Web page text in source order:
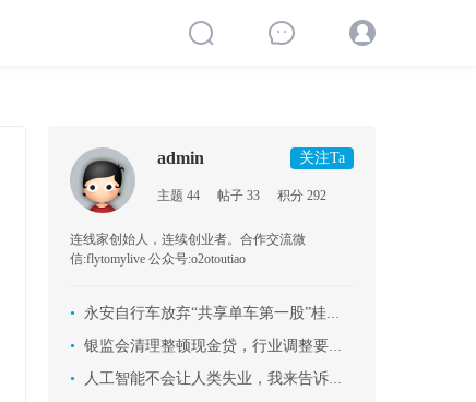
admin 关注Ta
主题 44 帖子 33 积分 292
连线家创始人，连续创业者。合作交流微
信:flytomylive 公众号:o2otoutiao
•
永安自行车放弃“共享单车第一股”桂冠始末
• 银监会清理整顿现金贷，行业调整要来了？
•
人工智能不会让人类失业，我来告诉你为什么